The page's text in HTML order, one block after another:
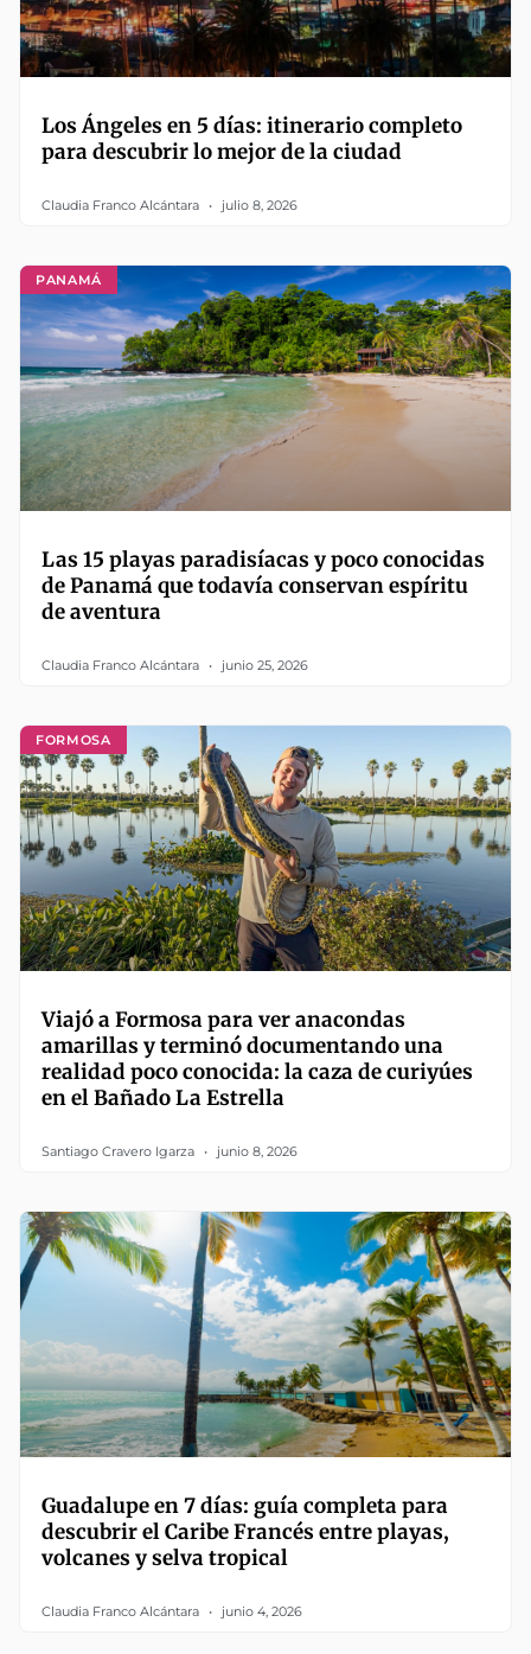
Los Ángeles en 5 días: itinerario completo
para descubrir lo mejor de la ciudad
Claudia Franco Alcántara julio 8, 2026
PANAMÁ
Las 15 playas paradisíacas y poco conocidas
de Panamá que todavía conservan espíritu
de aventura
Claudia Franco Alcántara junio 25, 2026
FORMOSA
Viajó a Formosa para ver anacondas
amarillas y terminó documentando una
realidad poco conocida: la caza de curiyúes
en el Bañado La Estrella
Santiago Cravero Igarza junio 8, 2026
Guadalupe en 7 días: guía completa para
descubrir el Caribe Francés entre playas,
volcanes y selva tropical
Claudia Franco Alcántara junio 4, 2026